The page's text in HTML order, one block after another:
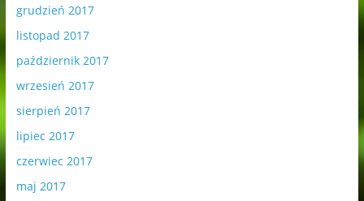
grudzień 2017
listopad 2017
październik 2017
wrzesień 2017
sierpień 2017
lipiec 2017
czerwiec 2017
maj 2017